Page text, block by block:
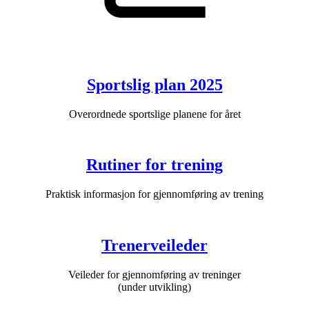
Sportslig plan 2025
Overordnede sportslige planene for året
Rutiner for trening
Praktisk informasjon for gjennomføring av trening
Trenerveileder
Veileder for gjennomføring av treninger
(under utvikling)